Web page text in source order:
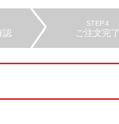
認
STEP.4
ご注文完了